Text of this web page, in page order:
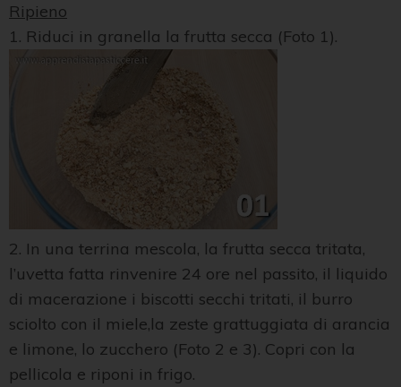
Ripieno
1. Riduci in granella la frutta secca (Foto 1).
2. In una terrina mescola, la frutta secca tritata,
l’uvetta fatta rinvenire 24 ore nel passito, il liquido
di macerazione i biscotti secchi tritati, il burro
sciolto con il miele,la zeste grattuggiata di arancia
e limone, lo zucchero (Foto 2 e 3). Copri con la
pellicola e riponi in frigo.